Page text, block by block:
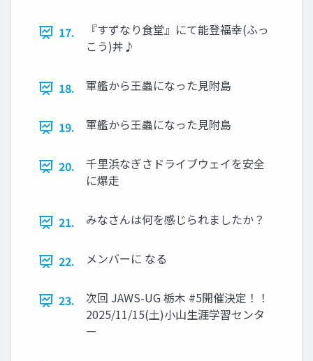
17.
『すずなり食堂』にて能登福幸(ふっ
こう)丼♪
18. 軍艦から王蟲になった見附島
19. 軍艦から王蟲になった見附島
20.
千里浜なぎさドライブウェイを安全
に爆走
21. みなさんは何を感じられましたか？
22. メンバーに なる
23.
次回 JAWS-UG 栃木 #5開催決定！！
2025/11/15(土)小山生涯学習センタ
ー